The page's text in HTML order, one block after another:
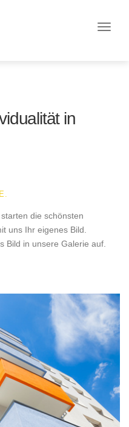
Toggle
in
die schönsten
uns Ihr eigenes Bild.
Bild in unsere Galerie auf.